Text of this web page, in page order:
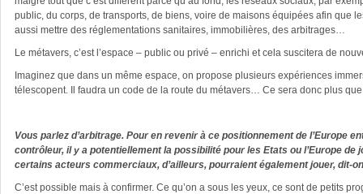
public, du corps, de transports, de biens, voire de maisons équipées afin
aussi mettre des réglementations sanitaires, immobilières, des arbitrages…
Le métavers, c’est l’espace – public ou privé – enrichi et cela suscitera de
Imaginez que dans un même espace, on propose plusieurs expériences
télescopent. Il faudra un code de la route du métavers… Ce sera donc plus
Vous parlez d’arbitrage. Pour en revenir à ce positionnement de l’Europe
contrôleur, il y a potentiellement la possibilité pour les Etats ou l’Europe
certains acteurs commerciaux, d’ailleurs, pourraient également jouer, dit-
C’est possible mais à confirmer. Ce qu’on a sous les yeux, ce sont de petits